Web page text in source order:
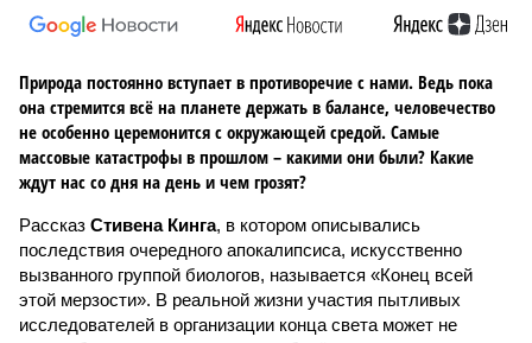
Природа постоянно вступает в противоречие с нами. Ведь пока
она стремится всё на планете держать в балансе, человечество
не особенно церемонится с окружающей средой. Самые
массовые катастрофы в прошлом – какими они были? Какие
ждут нас со дня на день и чем грозят?
Рассказ Стивена Кинга, в котором описывались
последствия очередного апокалипсиса, искусственно
вызванного группой биологов, называется «Конец всей
этой мерзости». В реальной жизни участия пытливых
исследователей в организации конца света может не